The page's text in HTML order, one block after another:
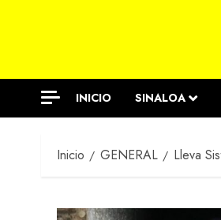
INICIO SINALOA
Inicio GENERAL Lleva